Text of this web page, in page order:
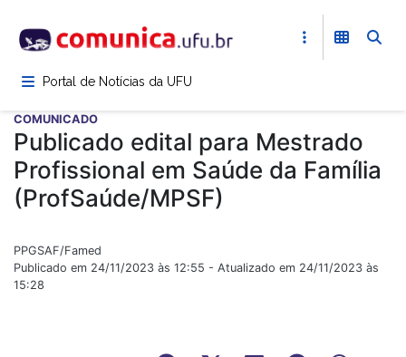
para
conteúdoPortal de Notícias da UFU
COMUNICADO
Publicado edital para Mestrado
Profissional em Saúde da Família
(ProfSaúde/MPSF)
PPGSAF/Famed
Publicado em 24/11/2023 às 12:55 - Atualizado em 24/11/2023 às
15:28